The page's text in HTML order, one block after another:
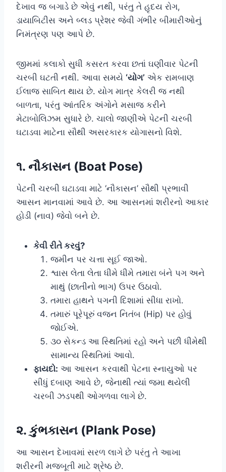
દેખાવ જ બગાડે છે એવું નથી, પરંતુ તે હૃદય રોગ,
ડાયાબિટીસ અને બ્લડ પ્રેશર જેવી ગંભીર બીમારીઓનું
નિમંત્રણ પણ આપે છે.
જીમમાં કલાકો સુધી કસરત કરવા છતાં ઘણીવાર પેટની
ચરબી ઘટતી નથી. આવા સમયે ‘યોગ’ એક રામબાણ
ઈલાજ સાબિત થાય છે. યોગ માત્ર કેલરી જ નથી
બાળતા, પરંતુ આંતરિક અંગોને મસાજ કરીને
મેટાબોલિઝમ સુધારે છે. ચાલો જાણીએ પેટની ચરબી
ઘટાડવા માટેના સૌથી અસરકારક યોગાસનો વિશે.
૧. નૌકાસન (Boat Pose)
પેટની ચરબી ઘટાડવા માટે ‘નૌકાસન’ સૌથી પ્રભાવી
આસન માનવામાં આવે છે. આ આસનમાં શરીરનો આકાર
હોડી (નાવ) જેવો બને છે.
કેવી રીતે કરવું?
જમીન પર ચત્તા સૂઈ જાઓ.
શ્વાસ લેતા લેતા ધીમે ધીમે તમારા બંને પગ અને
માથું (છાતીનો ભાગ) ઉપર ઉઠાવો.
તમારા હાથને પગની દિશામાં સીધા રાખો.
તમારું પૂરેપૂરું વજન નિતંબ (Hip) પર હોવું
જોઈએ.
૩૦ સેકન્ડ આ સ્થિતિમાં રહો અને પછી ધીમેથી
સામાન્ય સ્થિતિમાં આવો.
ફાયદો: આ આસન કરવાથી પેટના સ્નાયુઓ પર
સીધું દબાણ આવે છે, જેનાથી ત્યાં જમા થયેલી
ચરબી ઝડપથી ઓગળવા લાગે છે.
૨. કુંભકાસન (Plank Pose)
આ આસન દેખાવમાં સરળ લાગે છે પરંતુ તે આખા
શરીરની મજબૂતી માટે શ્રેષ્ઠ છે.